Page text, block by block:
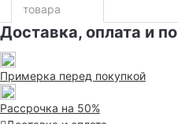
товара
Доставка, оплата и
Примерка перед покупкой
Рассрочка на 50%